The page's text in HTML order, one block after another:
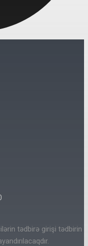
tədbirə girişi tədbirin